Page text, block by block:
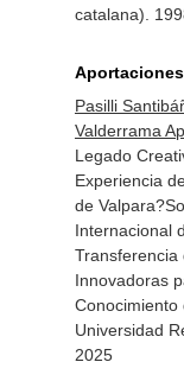
catalana) .
Pasilli
Valderrama
Legado
Experiencia
de
Internacional
Transferencia
Innovadoras
Conocimiento
Universidad
2025